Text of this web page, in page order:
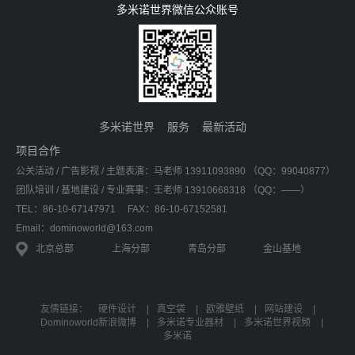
多米诺世界微信公众账号
多米诺世界 服务
最新活动
项目合作
公关活动 / 广告影视 / 主题表演：马老师 13911093890 （QQ：99040877）
团队培训 / 基地建设 / 专业赛事：王老师 13910668318 （QQ：——）
TEL：86-10-67147971
FAX：86-10-67152581
Email：dominoworld@163.com
北京总部
上海分部 青岛分部 金山基地
友情链接： 硬件设计 真空袋 欧雅壁纸 网站建设
Dominoworld新浪微博
多米诺专业器材 多米诺世界视频
多米诺